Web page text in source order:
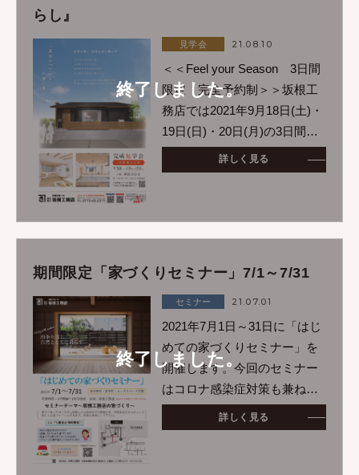
終了しました。
らし』
見学会 21.08.10
＜＜Feel your Season 3日間
限定 完全予約制＞＞坂根工
務店では2021年9月18日(土)・
19日(日)・20日(月)の3日間を
期間限定の完全予約制で完成
見学会を予定しております。
詳しく見る
終了しました。
期間限定「家づくりセミナー」7/1～7/31
セミナー 21.07.01
2021年7月1日～31日に「はじ
めての家づくりセミナー」を
開催します。今回のセミナー
はコロナ感染症対策も兼ねて
個別での案内とさせていただ
きます。1か月の期間内にお好
詳しく見る